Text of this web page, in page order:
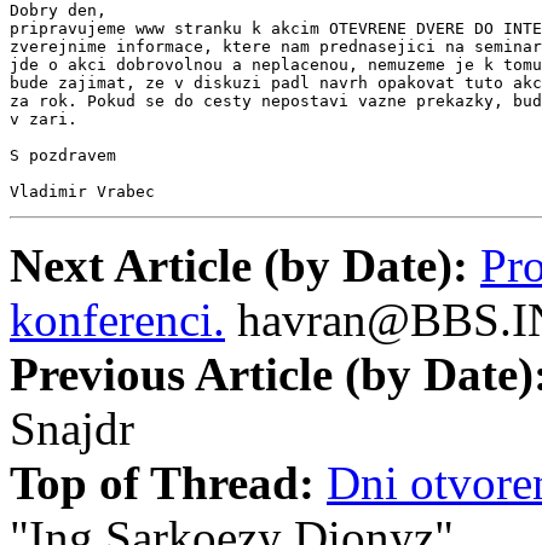
Dobry den,
pripravujeme www stranku k akcim OTEVRENE DVERE DO
zverejnime informace, ktere nam prednasejici na
jde o akci dobrovolnou a neplacenou, nemuzeme je k
bude zajimat, ze v diskuzi padl navrh opakovat tuto
za rok. Pokud se do cesty nepostavi vazne prekazky,
v zari.
S pozdravem
Vladimir Vrabec
Next Article (by Date):
konferenci.
Previous Article (by
Snajdr
Top of Thread: Dni